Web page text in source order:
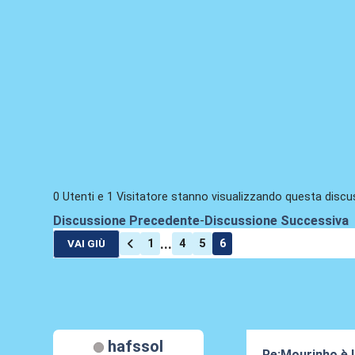
0 Utenti e 1 Visitatore stanno visualizzando questa
Discussione Precedente- Discussione Successiva
VAI GIÙ 1 ... 4 5 6
hafssol